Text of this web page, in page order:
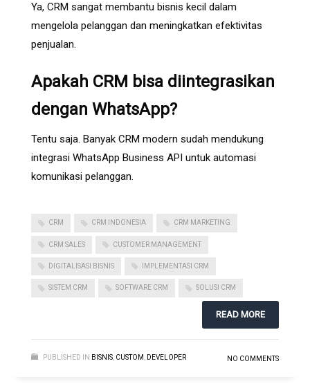
Ya, CRM sangat membantu bisnis kecil dalam
mengelola pelanggan dan meningkatkan efektivitas
penjualan.
Apakah CRM bisa diintegrasikan
dengan WhatsApp?
Tentu saja. Banyak CRM modern sudah mendukung
integrasi WhatsApp Business API untuk automasi
komunikasi pelanggan.
CRM CRM INDONESIA CRM MARKETING
CRM SALES CUSTOMER MANAGEMENT
DIGITALISASI BISNIS IMPLEMENTASI CRM
SISTEM CRM SOFTWARE CRM SOLUSI CRM
READ MORE
PUBLISHED IN BISNIS CUSTOM DEVELOPER NO COMMENTS